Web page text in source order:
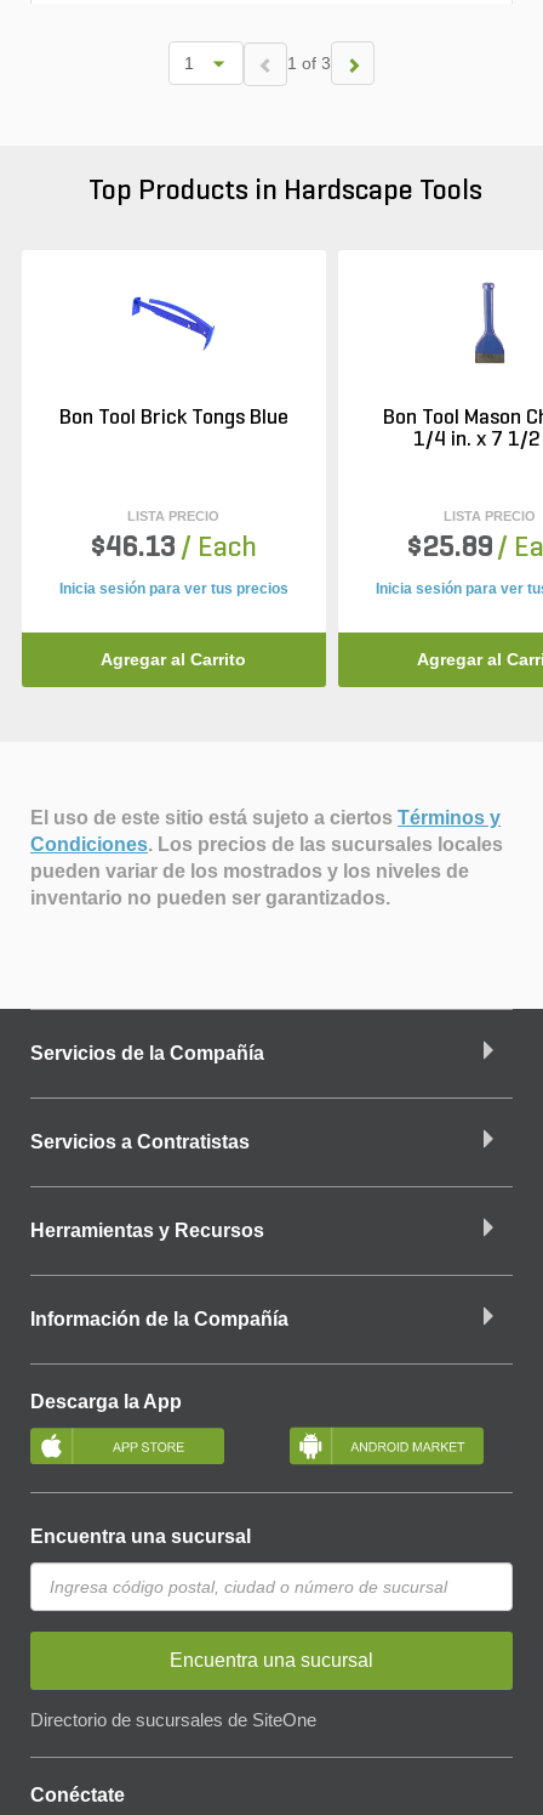
1 of 3
Top Products in Hardscape Tools
Bon Tool Brick Tongs Blue
LISTA PRECIO
$46.13 / Each
Inicia sesión para ver tus precios
Agregar al Carrito
Bon Tool Mason
1/4 in. x 7 1/
LISTA PRECIO
$25.89 /
Inicia sesión para ver
Agregar al
El uso de este sitio está sujeto a ciertos Términos y
Condiciones. Los precios de las sucursales locales
pueden variar de los mostrados y los niveles de
inventario no pueden ser garantizados.
Servicios de la Compañía
Servicios a Contratistas
Herramientas y Recursos
Información de la Compañía
Descarga la App
Encuentra una sucursal
Encuentra una sucursal
Directorio de sucursales de SiteOne
Conéctate